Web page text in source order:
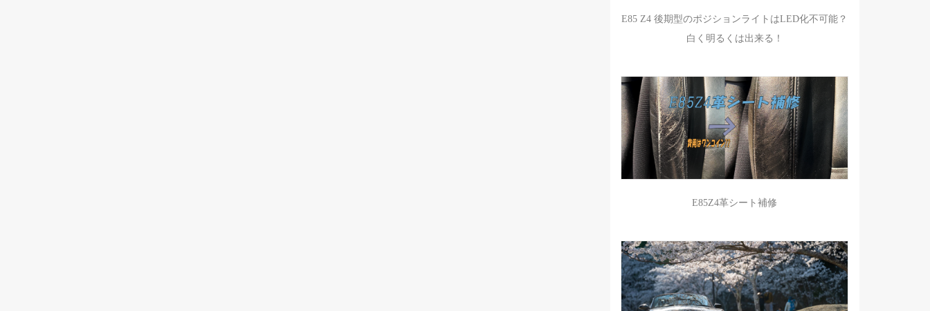
E85 Z4 後期型のポジションライトはLED化不可能？
白く明るくは出来る！
E85Z4革シート補修